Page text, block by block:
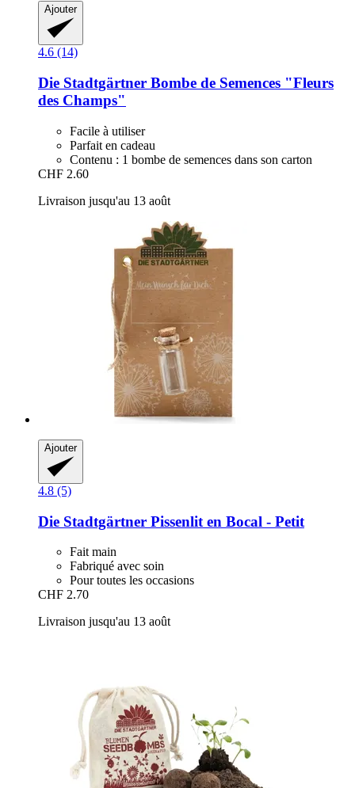
Ajouter
4.6 (14)
Die Stadtgärtner Bombe de Semences "Fleurs
des Champs"
Facile à utiliser
Parfait en cadeau
Contenu : 1 bombe de semences dans son carton
CHF 2.60
Livraison jusqu'au 13 août
Ajouter
4.8 (5)
Die Stadtgärtner Pissenlit en Bocal -​ Petit
Fait main
Fabriqué avec soin
Pour toutes les occasions
CHF 2.70
Livraison jusqu'au 13 août